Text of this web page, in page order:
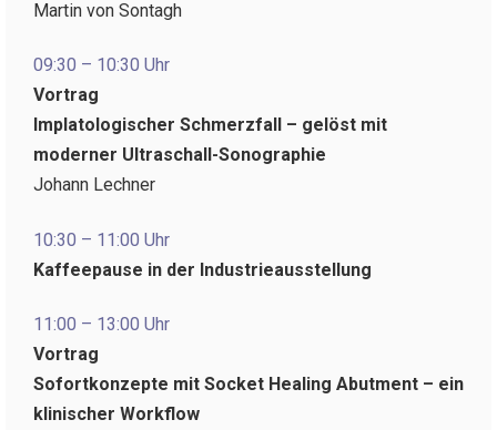
Martin von Sontagh
09:30 – 10:30 Uhr
Vortrag
Implatologischer Schmerzfall – gelöst mit
moderner Ultraschall-Sonographie
Johann Lechner
10:30 – 11:00 Uhr
Kaffeepause in der Industrieausstellung
11:00 – 13:00 Uhr
Vortrag
Sofortkonzepte mit Socket Healing Abutment – ein
klinischer Workflow